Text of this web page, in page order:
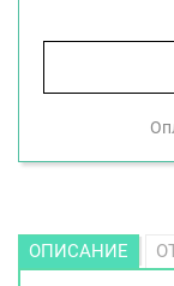
ОПИСАНИЕ